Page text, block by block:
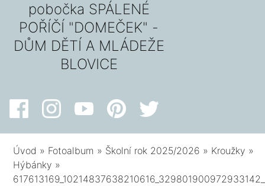
pobočka SPÁLENÉ
POŘÍČÍ "DOMEČEK" -
DŮM DĚTÍ A MLÁDEŽE
BLOVICE
Úvod » Fotoalbum » Školní rok 2025/2026 » Kroužky »
Hýbánky »